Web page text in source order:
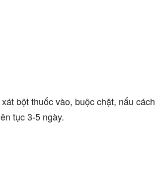
bột thuốc vào, buộc chặt, nấu cách
tục 3-5 ngày.